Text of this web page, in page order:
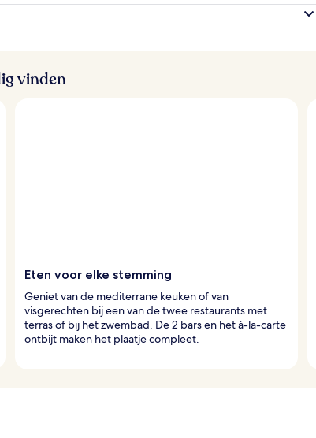
vinden
Eten voor elke stemming
Geniet van de mediterrane keuken of van
visgerechten bij een van de twee restaurants met
terras of bij het zwembad. De 2 bars en het à-la-carte
ontbijt maken het plaatje compleet.